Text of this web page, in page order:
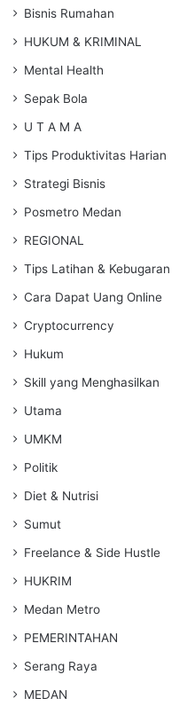
Bisnis Rumahan
HUKUM & KRIMINAL
Mental Health
Sepak Bola
U T A M A
Tips Produktivitas Harian
Strategi Bisnis
Posmetro Medan
REGIONAL
Tips Latihan & Kebugaran
Cara Dapat Uang Online
Cryptocurrency
Hukum
Skill yang Menghasilkan
Utama
UMKM
Politik
Diet & Nutrisi
Sumut
Freelance & Side Hustle
HUKRIM
Medan Metro
PEMERINTAHAN
Serang Raya
MEDAN